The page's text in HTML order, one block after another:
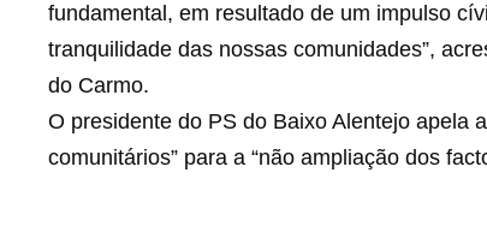
fundamental, em resultado de um impulso
tranquilidade das nossas comunidades”,
do Carmo.
O presidente do PS do Baixo Alentejo apela
comunitários” para a “não ampliação dos